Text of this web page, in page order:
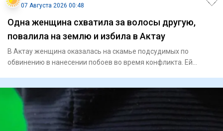
07 Августа 2026 00:48
Одна женщина схватила за волосы другую,
повалила на землю и избила в Актау
В Актау женщина оказалась на скамье подсудимых по
обвинению в нанесении побоев во время конфликта. Ей